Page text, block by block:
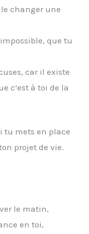
changer une
que tu
car il existe
c’est à toi de la
tu mets en place
projet de vie.
le matin,
en toi,